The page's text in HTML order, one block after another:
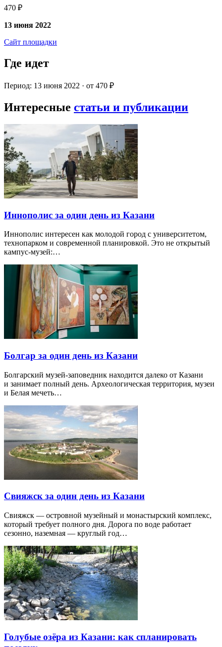
470 ₽
13 июня 2022
Сайт площадки
Где идет
Период: 13 июня 2022 · от 470 ₽
Интересные статьи и публикации
Иннополис за один день из Казани
Иннополис интересен как молодой город с университетом,
технопарком и современной планировкой. Это не открытый
кампус-музей:…
Болгар за один день из Казани
Болгарский музей-заповедник находится далеко от Казани
и занимает полный день. Археологическая территория, музеи
и Белая мечеть…
Свияжск за один день из Казани
Свияжск — островной музейный и монастырский комплекс,
который требует полного дня. Дорога по воде работает
сезонно, наземная — круглый год…
Голубые озёра из Казани: как спланировать